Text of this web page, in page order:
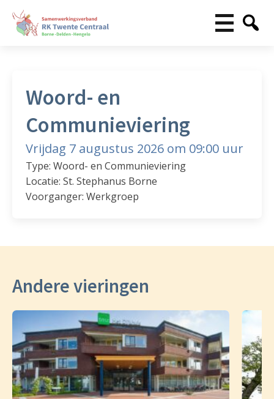
Woord- en
Communieviering
Vrijdag 7 augustus 2026 om 09:00 uur
Type: Woord- en Communieviering
Locatie: St. Stephanus Borne
Voorganger: Werkgroep
Andere vieringen